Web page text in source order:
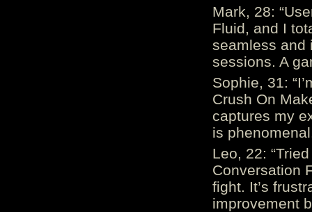
Mark, 28:
Fluid, and I
seamless and
sessions. A
Sophie, 31:
Crush On
captures my
is
Leo, 22:
Conversation
fight. It’s
improvement